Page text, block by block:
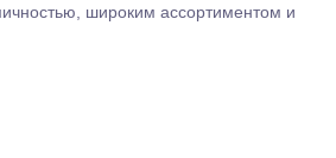
широким ассортиментом и